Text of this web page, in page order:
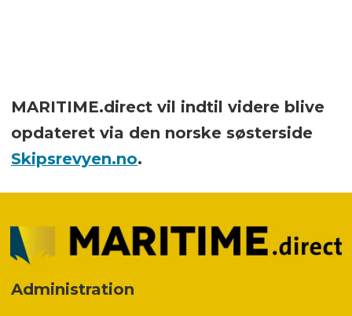
MARITIME.direct vil indtil videre blive
opdateret via den norske søsterside
Skipsrevyen.no.
Administration